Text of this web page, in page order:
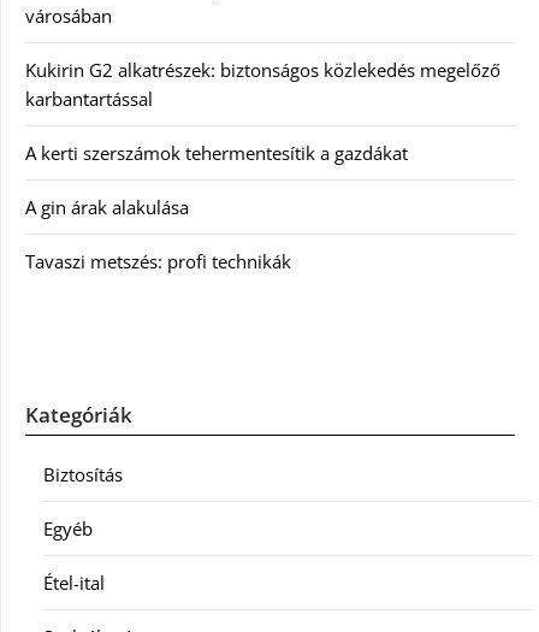
városában
Kukirin G2 alkatrészek: biztonságos közlekedés megelőző
karbantartással
A kerti szerszámok tehermentesítik a gazdákat
A gin árak alakulása
Tavaszi metszés: profi technikák
Kategóriák
Biztosítás
Egyéb
Étel-ital